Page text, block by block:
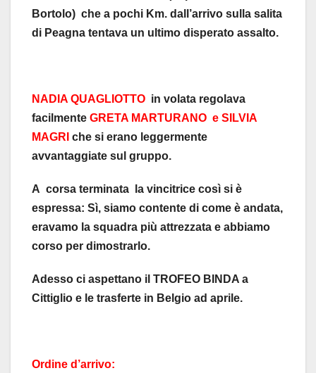
Bortolo) che a pochi Km. dall’arrivo sulla salita
di Peagna tentava un ultimo disperato assalto.
NADIA QUAGLIOTTO in volata regolava
facilmente GRETA MARTURANO e SILVIA
MAGRI che si erano leggermente
avvantaggiate sul gruppo.
A corsa terminata la vincitrice così si è
espressa: Sì, siamo contente di come è andata,
eravamo la squadra più attrezzata e abbiamo
corso per dimostrarlo.
Adesso ci aspettano il TROFEO BINDA a
Cittiglio e le trasferte in Belgio ad aprile.
Ordine d’arrivo: